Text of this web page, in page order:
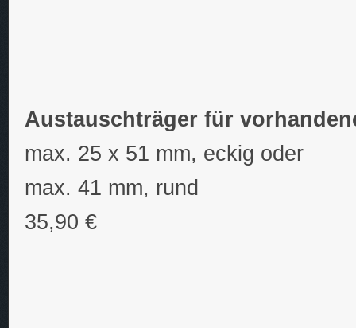
Austauschträger für
max. 25 x 51 mm, eckig oder
max. 41 mm, rund
35,90 €